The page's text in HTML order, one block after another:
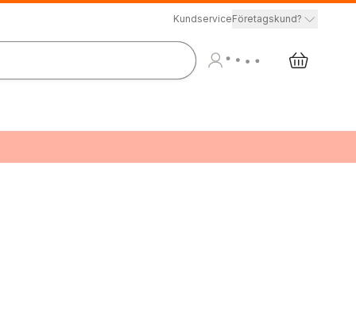
KundserviceFöretagskund?